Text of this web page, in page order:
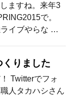
ますね。来年3
で。
イブやらな …
りました
Twitterでフォ
人タカハシさん